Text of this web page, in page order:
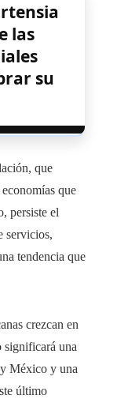
las
su
que
que
persiste el
servicios,
tendencia que
crezcan en
significará una
México y una
último